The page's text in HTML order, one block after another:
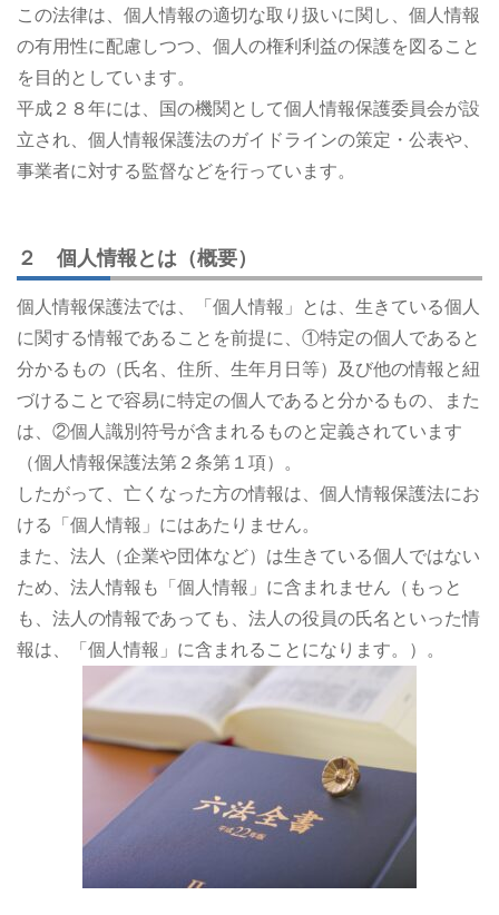
この法律は、個人情報の適切な取り扱いに関し、個人情報
の有用性に配慮しつつ、個人の権利利益の保護を図ること
を目的としています。
平成２８年には、国の機関として個人情報保護委員会が設
立され、個人情報保護法のガイドラインの策定・公表や、
事業者に対する監督などを行っています。
２ 個人情報とは（概要）
個人情報保護法では、「個人情報」とは、生きている個人
に関する情報であることを前提に、①特定の個人であると
分かるもの（氏名、住所、生年月日等）及び他の情報と紐
づけることで容易に特定の個人であると分かるもの、また
は、②個人識別符号が含まれるものと定義されています
（個人情報保護法第２条第１項）。
したがって、亡くなった方の情報は、個人情報保護法にお
ける「個人情報」にはあたりません。
また、法人（企業や団体など）は生きている個人ではない
ため、法人情報も「個人情報」に含まれません（もっと
も、法人の情報であっても、法人の役員の氏名といった情
報は、「個人情報」に含まれることになります。）。